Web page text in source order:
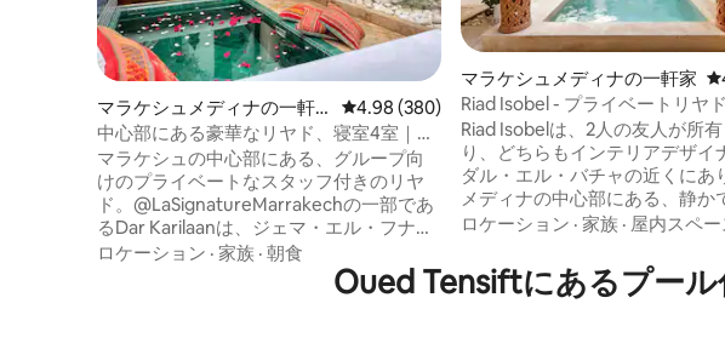
マラケシュメディナの一軒
家
レビュー380件、5つ星中4.98つ星の平均評価
4.98 (380)
中心部にある豪華なリヤド、寝室4室｜プ
ール＆朝食
マラケシュの中心部にある、グループ向
けのプライベートなスタッフ付きのリヤ
ド。@LaSignatureMarrakechの一部であ
るDar Karilaanは、ジェマ・エル・フナか
らわずか数歩の場所にある高級プライベ
ただけるように設計されており、バスル
ロケーション · 家族 · 朝食
マラケシュメディナの一軒家
Riad Isobel - プライベートリヤ
8人宿泊可能、プール
Riad Isobelは、2人の友人が所
り、どちらもインテリアデザイ
ダル・エル・バチャの近くにあ
メディナの中心部にある、静か
エリアです。最高水準に完全に
プライベートブティックホテル
感じられるように設計されていま
ロケーション · 家族 · 屋内スペー
Oued Tensiftにあるプー